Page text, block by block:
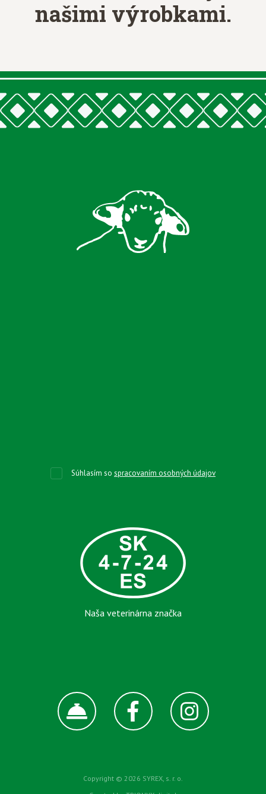
našimi výrobkami.
Súhlasím sospracovaním osobných údajov
Naša veterinárna značka
Copyright © 2026 SYREX, s. r. o.